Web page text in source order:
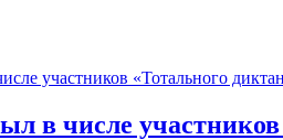
в числе